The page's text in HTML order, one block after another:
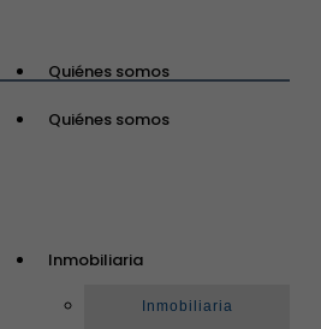
Quiénes somos
Quiénes somos
Inmobiliaria
Inmobiliaria